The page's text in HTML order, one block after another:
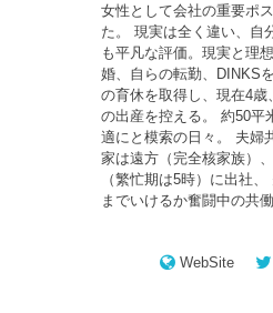
女性として会社の重要ポ
た。 現実は全く違い、自
も平凡な評価。現実と理
婚、自らの転勤、DINKS
の育休を取得し、現在4歳
の出産を控える。 約50平
適にと模索の日々。 夫婦
家は遠方（完全核家族）
（繁忙期は5時）に出社
までいけるか奮闘中の共
WebSite